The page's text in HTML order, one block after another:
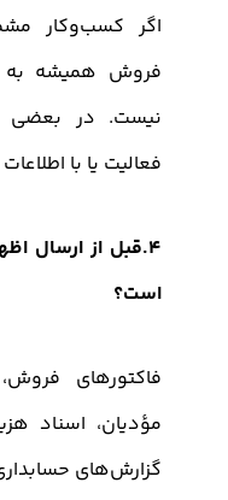
اگر کسب‌وکار
فروش همیشه به
نیست. در بعضی
فعالیت یا با
4.قبل از ارسال
است؟
فاکتورهای
مؤدیان، اسناد
گزارش‌های